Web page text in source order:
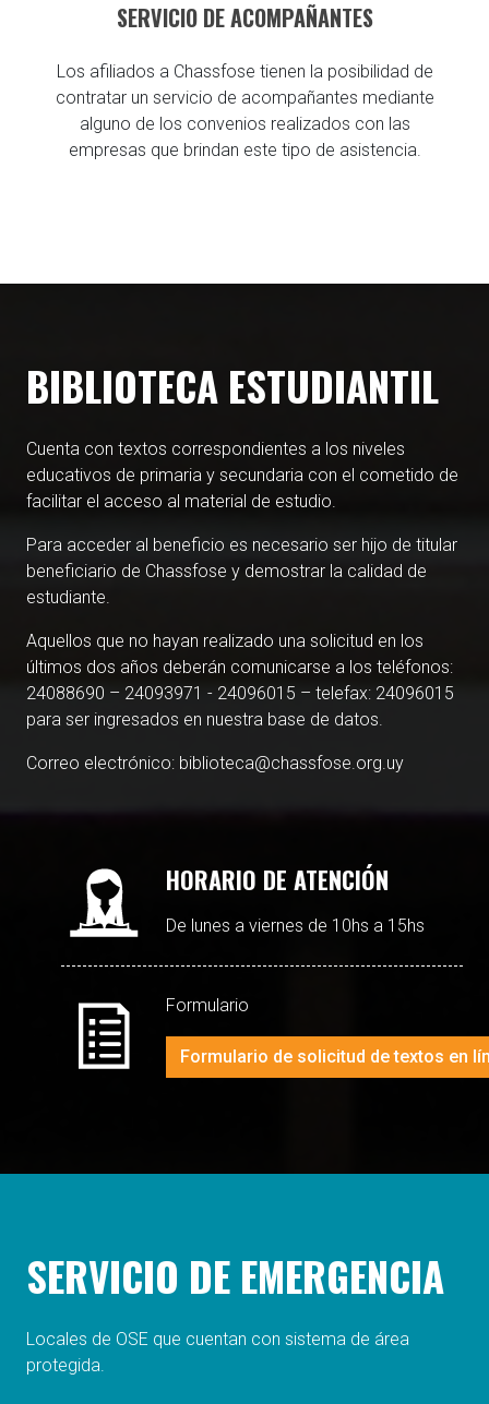
SERVICIO DE ACOMPAÑANTES
Los afiliados a Chassfose tienen la posibilidad de
contratar un servicio de acompañantes mediante
alguno de los convenios realizados con las
empresas que brindan este tipo de asistencia.
BIBLIOTECA ESTUDIANTIL
Cuenta con textos correspondientes a los niveles
educativos de primaria y secundaria con el cometido de
facilitar el acceso al material de estudio.
Para acceder al beneficio es necesario ser hijo de titular
beneficiario de Chassfose y demostrar la calidad de
estudiante.
Aquellos que no hayan realizado una solicitud en los
últimos dos años deberán comunicarse a los teléfonos:
24088690 – 24093971 - 24096015 – telefax: 24096015
para ser ingresados en nuestra base de datos.
Correo electrónico: biblioteca@chassfose.org.uy
HORARIO DE ATENCIÓN
De lunes a viernes de 10hs a 15hs
Formulario
Formulario de solicitud de textos en
SERVICIO DE EMERGENCIA
Locales de OSE que cuentan con sistema de área
protegida.